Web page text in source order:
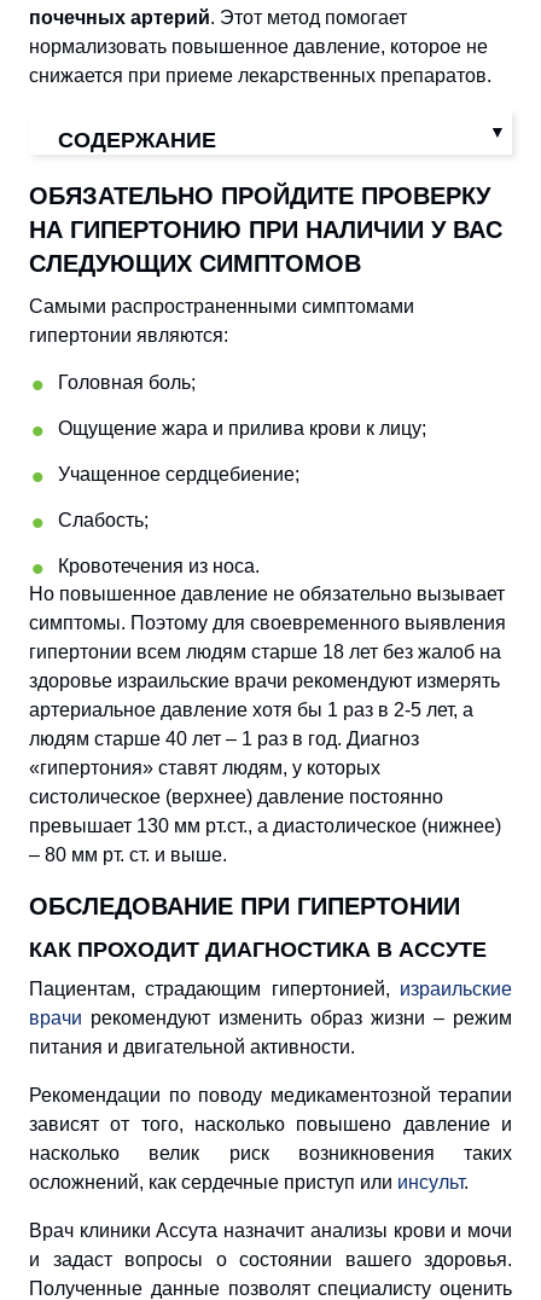
почечных артерий. Этот метод помогает
нормализовать повышенное давление, которое не
снижается при приеме лекарственных препаратов.
СОДЕРЖАНИЕ
ОБЯЗАТЕЛЬНО ПРОЙДИТЕ ПРОВЕРКУ
НА ГИПЕРТОНИЮ ПРИ НАЛИЧИИ У ВАС
СЛЕДУЮЩИХ СИМПТОМОВ
Самыми распространенными симптомами
гипертонии являются:
Головная боль;
Ощущение жара и прилива крови к лицу;
Учащенное сердцебиение;
Слабость;
Кровотечения из носа.
Но повышенное давление не обязательно вызывает
симптомы. Поэтому для своевременного выявления
гипертонии всем людям старше 18 лет без жалоб на
здоровье израильские врачи рекомендуют измерять
артериальное давление хотя бы 1 раз в 2-5 лет, а
людям старше 40 лет – 1 раз в год. Диагноз
«гипертония» ставят людям, у которых
систолическое (верхнее) давление постоянно
превышает 130 мм рт.ст., а диастолическое (нижнее)
– 80 мм рт. ст. и выше.
ОБСЛЕДОВАНИЕ ПРИ ГИПЕРТОНИИ
КАК ПРОХОДИТ ДИАГНОСТИКА В АССУТЕ
Пациентам, страдающим гипертонией, израильские
врачи рекомендуют изменить образ жизни – режим
питания и двигательной активности.
Рекомендации по поводу медикаментозной терапии
зависят от того, насколько повышено давление и
насколько велик риск возникновения таких
осложнений, как сердечные приступ или инсульт.
Врач клиники Ассута назначит анализы крови и мочи
и задаст вопросы о состоянии вашего здоровья.
Полученные данные позволят специалисту оценить